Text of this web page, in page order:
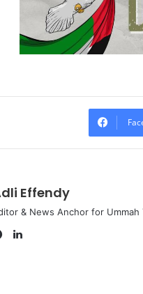
Effendy
& News Anchor for Ummah
L